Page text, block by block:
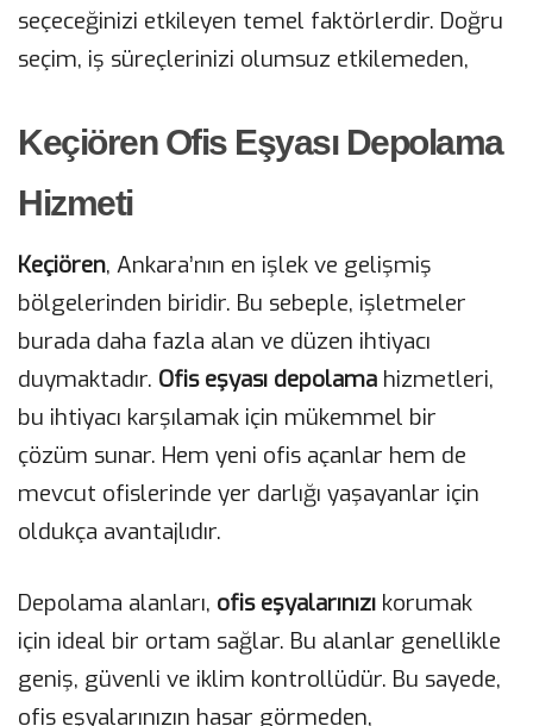
seçeceğinizi etkileyen temel faktörlerdir. Doğru
seçim, iş süreçlerinizi olumsuz etkilemeden,
Keçiören Ofis Eşyası Depolama
Hizmeti
Keçiören, Ankara’nın en işlek ve gelişmiş
bölgelerinden biridir. Bu sebeple, işletmeler
burada daha fazla alan ve düzen ihtiyacı
duymaktadır. Ofis eşyası depolama hizmetleri,
bu ihtiyacı karşılamak için mükemmel bir
çözüm sunar. Hem yeni ofis açanlar hem de
mevcut ofislerinde yer darlığı yaşayanlar için
oldukça avantajlıdır.
Depolama alanları, ofis eşyalarınızı korumak
için ideal bir ortam sağlar. Bu alanlar genellikle
geniş, güvenli ve iklim kontrollüdür. Bu sayede,
ofis eşyalarınızın hasar görmeden,